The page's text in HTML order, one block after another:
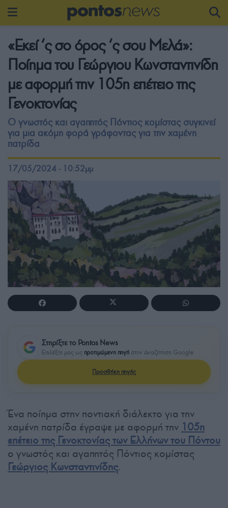
«Εκεί ‘ς σο όρος ‘ς σου Μελά»:
Ποίημα του Γεώργιου Κωνσταντινίδη
με αφορμή την 105η επέτειο της
Γενοκτονίας
Ο γνωστός και αγαπητός Πόντιος κομίστας συγκινεί
για μια ακόμη φορά γράφοντας για την χαμένη
πατρίδα
17/05/2024 - 10:52μμ
Στηρίξτε το Pontos News
Επιλέξτε μας ως προτιμώμενη πηγή στην Αναζήτηση Google
Προσθήκη πηγής
Ένα ποίημα στην ποντιακή διάλεκτο για την
χαμένη πατρίδα έγραψε με αφορμή την 105η
επέτειο της Γενοκτονίας των Ελλήνων του Πόντου
ο γνωστός και αγαπητός Πόντιος κομίστας
Γεώργιος Κωνσταντινίδης.